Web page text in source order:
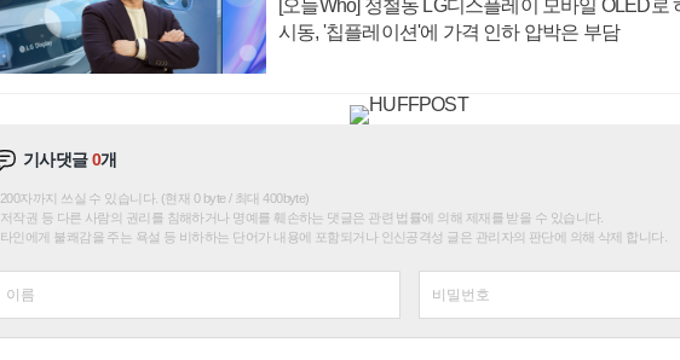
[오늘Who] 정철동 LG디스플레이 모바일 OLED로
시동, '칩플레이션'에 가격 인하 압박은 부담
기사댓글0개
200자까지 쓰실 수 있습니다. (현재 0 byte / 최대 400byte)
저작권 등 다른 사람의 권리를 침해하거나 명예를 훼손하는 댓글은 관련 법률에 의해 제재를 받을 수 있습니다.
타인에게 불쾌감을 주는 욕설 등 비하하는 단어가 내용에 포함되거나 인신공격성 글은 관리자의 판단에 의해 삭제 합니다.